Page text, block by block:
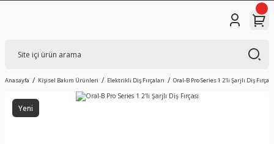
Anasayfa Kişisel Bakım Ürünleri Elektrikli Diş Fırçaları Oral-B Pro Series 1 2'li Şarjlı Diş Fırçası
Yeni